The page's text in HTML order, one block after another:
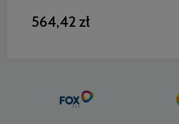
564,42 zł